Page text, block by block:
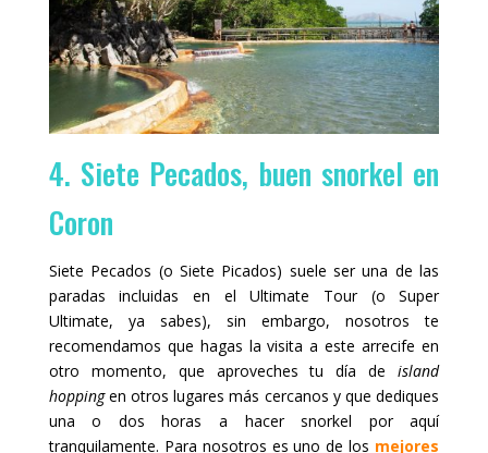
4. Siete Pecados, buen snorkel en
Coron
Siete Pecados (o Siete Picados) suele ser una de las
paradas incluidas en el Ultimate Tour (o Super
Ultimate, ya sabes), sin embargo, nosotros te
recomendamos que hagas la visita a este arrecife en
otro momento, que aproveches tu día deisland
hoppingen otros lugares más cercanos y que dediques
una o dos horas a hacer snorkel por aquí
tranquilamente. Para nosotros es uno de los mejores